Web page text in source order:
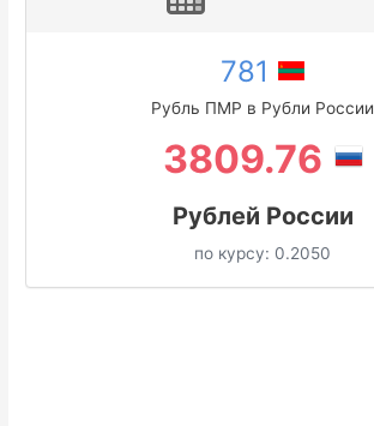
781
Рубль ПМР в Рубли России
3809.76
Рублей России
по курсу: 0.2050